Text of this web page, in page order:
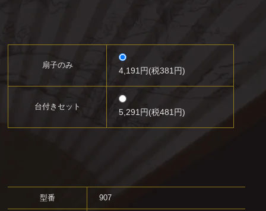
扇子のみ
4,191円(税381円)
台付きセット
5,291円(税481円)
型番 907